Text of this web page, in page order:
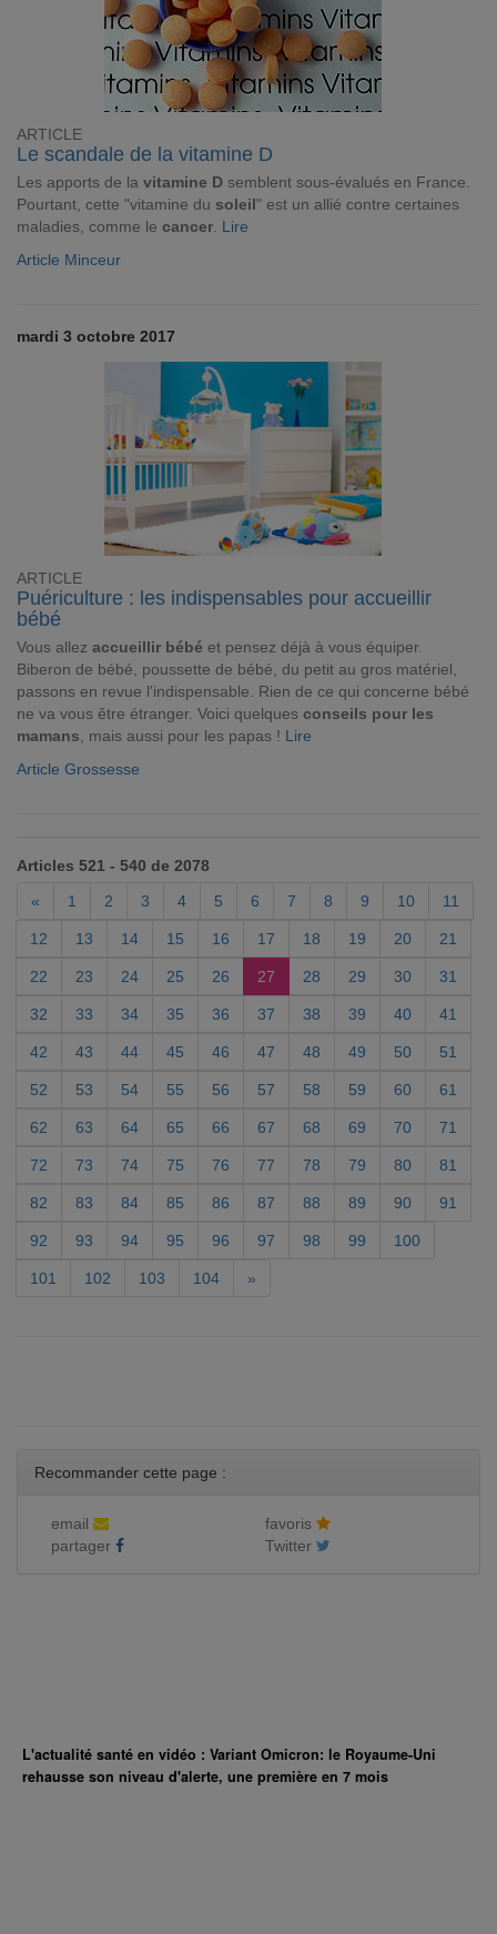
ARTICLE
Le scandale de la vitamine D
Les apports de la vitamine D semblent sous-évalués en France.
Pourtant, cette "vitamine du soleil" est un allié contre certaines
maladies, comme le cancer Lire
Article Minceur
mardi 3 octobre 2017
ARTICLE
Puériculture : les indispensables pour accueillir
bébé
Vous allez accueillir bébé et pensez déjà à vous équiper.
Biberon de bébé, poussette de bébé, du petit au gros matériel,
passons en revue l'indispensable. Rien de ce qui concerne bébé
ne va vous être étranger. Voici quelques conseils pour les
mamans , mais aussi pour les papas ! Lire
Article Grossesse
Articles 521 - 540 de 2078
«
1 2 3 4 5 6 7 8 9 10 11
12 13 14 15 16 17 18 19 20 21
22 23 24 25 26 27 28 29 30 31
32 33 34 35 36 37 38 39 40 41
42 43 44 45 46 47 48 49 50 51
52 53 54 55 56 57 58 59 60 61
62 63 64 65 66 67 68 69 70 71
72 73 74 75 76 77 78 79 80 81
82 83 84 85 86 87 88 89 90 91
92 93 94 95 96 97 98 99 100
101 102 103 104 »
Recommander cette page :
email
favoris
partager
Twitter
L'actualité santé en vidéo : Variant Omicron: le Royaume-Uni
rehausse son niveau d'alerte, une première en 7 mois